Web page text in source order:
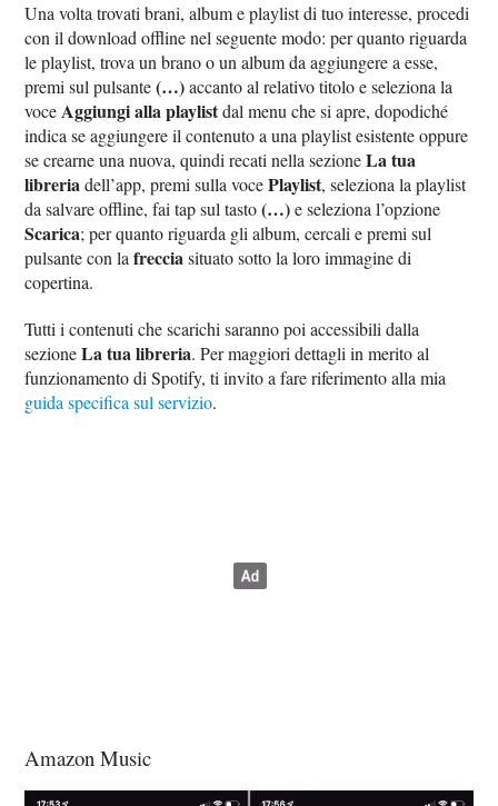
Una volta trovati brani, album e playlist di tuo interesse, procedi
con il download offline nel seguente modo: per quanto riguarda
le playlist, trova un brano o un album da aggiungere a esse,
premi sul pulsante(…)accanto al relativo titolo e seleziona la
voce Aggiungi alla playlistdal menu che si apre, dopodiché
indica se aggiungere il contenuto a una playlist esistente oppure
se crearne una nuova, quindi recati nella sezioneLa tua
libreriadell’app, premi sulla vocePlaylist, seleziona la playlist
da salvare offline, fai tap sul tasto(…)e seleziona l’opzione
Scarica; per quanto riguarda gli album, cercali e premi sul
pulsante con lafrecciasituato sotto la loro immagine di
copertina.
Tutti i contenuti che scarichi saranno poi accessibili dalla
sezioneLa tua libreria. Per maggiori dettagli in merito al
funzionamento di Spotify, ti invito a fare riferimento alla mia
guida specifica sul servizio.
Amazon Music